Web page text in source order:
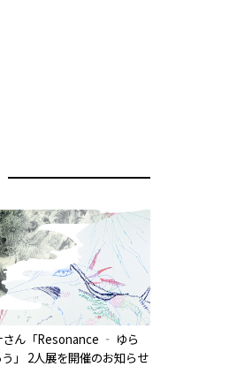
さん「Resonance ‐ ゆら
」 2人展を開催のお知らせ